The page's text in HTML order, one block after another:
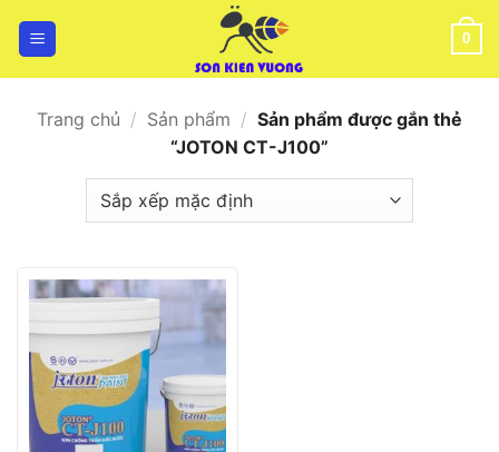
0
Trang chủ / Sản phẩm / Sản phẩm được gắn thẻ
“JOTON CT-J100”